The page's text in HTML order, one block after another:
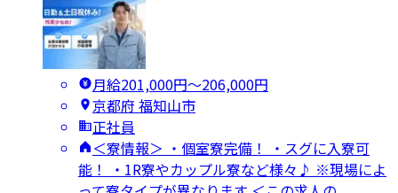
月給201,000円〜206,000円
京都府 福知山市
正社員
＜寮情報＞ ・個室寮完備！ ・スグに入寮可
能！ ・1R寮やカップル寮など様々♪ ※現場によ